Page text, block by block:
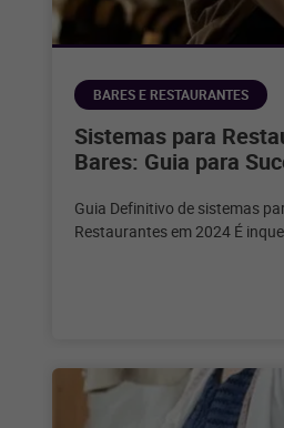
BARES E RESTAURANTES
Sistemas para
Bares: Guia para
Guia Definitivo de sistemas
Restaurantes em 2024 É